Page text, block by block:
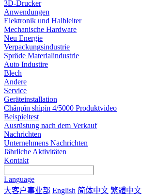
3D-Drucker
Anwendungen
Elektronik und Halbleiter
Mechanische Hardware
Neu Energie
Verpackungsindustrie
Spröde Materialindustrie
Auto Industire
Blech
Andere
Service
Geräteinstallation
Chǎnpǐn shìpín 4/5000 Produktvideo
Beispieltest
Ausrüstung nach dem Verkauf
Nachrichten
Unternehmens Nachrichten
Jährliche Aktivitäten
Kontakt
Language
大客户事业部 English 简体中文 繁體中文